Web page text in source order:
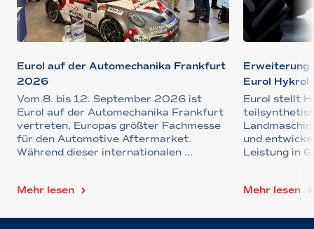
Eurol auf der Automechanika Frankfurt
2026
Vom 8. bis 12. September 2026 ist
Eurol auf der Automechanika Frankfurt
vertreten, Europas größter Fachmesse
für den Automotive Aftermarket.
Während dieser internationalen ...
Mehr lesen
Erweiterung
Eurol Hykrol
Eurol stellt
und
Leistung in
Mehr lesen